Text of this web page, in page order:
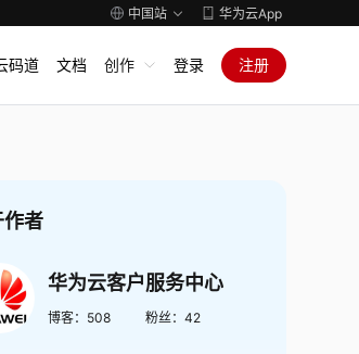
中国站 华为云App
码道 文档 创作 登录 注册
作者
华为云客户服务中心
博客： 508 粉丝： 42